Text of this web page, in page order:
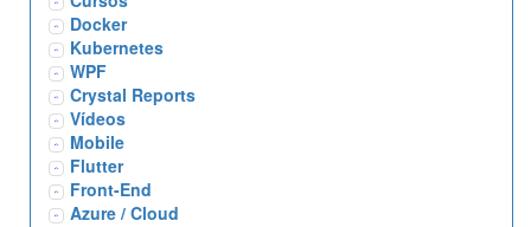
Docker
Kubernetes
WPF
Crystal Reports
Vídeos
Mobile
Flutter
Front-End
Azure / Cloud